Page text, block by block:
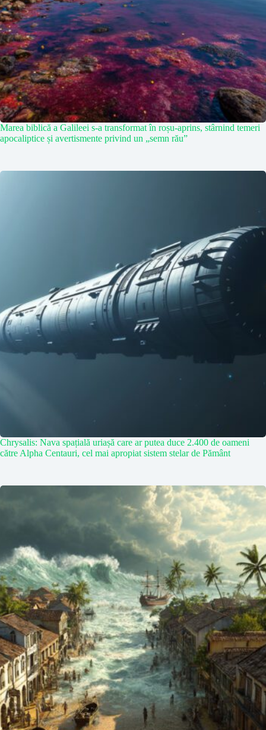
Marea biblică a Galileei s-a transformat în roșu-aprins, stârnind temeri
apocaliptice și avertismente privind un „semn rău”
Chrysalis: Nava spațială uriașă care ar putea duce 2.400 de oameni
către Alpha Centauri, cel mai apropiat sistem stelar de Pământ